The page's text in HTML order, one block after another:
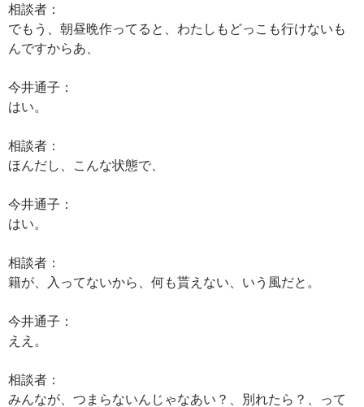
相談者：
でもう、朝昼晩作ってると、わたしもどっこも行けないも
んですからあ、
今井通子：
はい。
相談者：
ほんだし、こんな状態で、
今井通子：
はい。
相談者：
籍が、入ってないから、何も貰えない、いう風だと。
今井通子：
ええ。
相談者：
みんなが、つまらないんじゃなあい？、別れたら？、って